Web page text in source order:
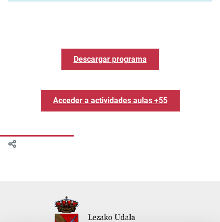
Descargar programa
Acceder a actividades aulas +55